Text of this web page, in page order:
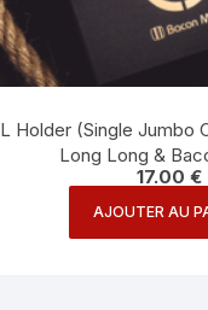
L Holder (Single Jumbo
Long Long &
17.00 €
AJOUTER AU